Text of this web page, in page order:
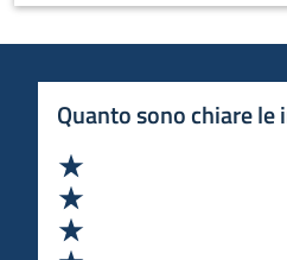
Quanto sono chiare